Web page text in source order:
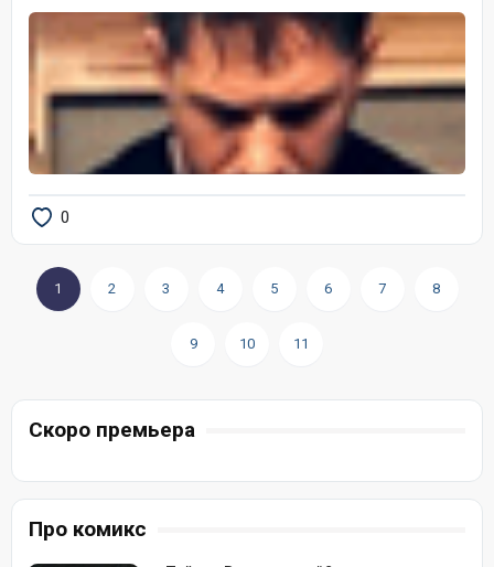
0
1 2 3 4 5 6 7 8
9 10 11
Скоро премьера
Про комикс